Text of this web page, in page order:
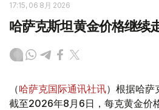
17:15, 06 8月 2026
哈萨克斯坦黄金价格继续
（哈萨克国际通讯社讯）根据哈萨
截至2026年8月6日，每克黄金价